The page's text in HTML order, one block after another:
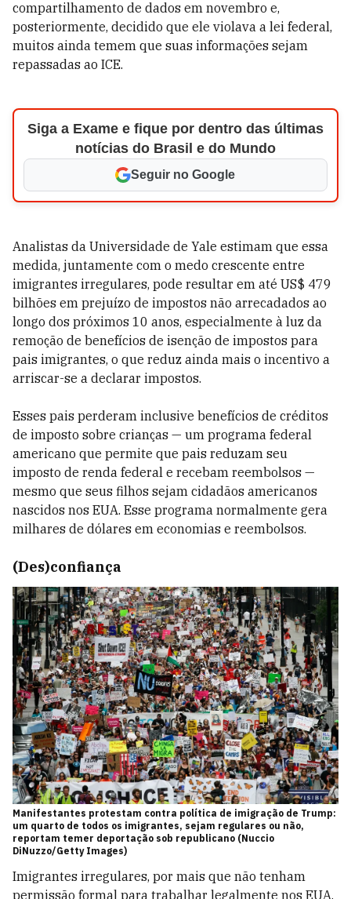
compartilhamento de dados em novembro e,
posteriormente, decidido que ele violava a lei federal,
muitos ainda temem que suas informações sejam
repassadas ao ICE.
Siga a Exame e fique por dentro das últimas
notícias do Brasil e do Mundo
Seguir no Google
Analistas da Universidade de Yale estimam que essa
medida, juntamente com o medo crescente entre
imigrantes irregulares, pode resultar em até US$ 479
bilhões em prejuízo de impostos não arrecadados ao
longo dos próximos 10 anos, especialmente à luz da
remoção de benefícios de isenção de impostos para
pais imigrantes, o que reduz ainda mais o incentivo a
arriscar-se a declarar impostos.
Esses pais perderam inclusive benefícios de créditos
de imposto sobre crianças — um programa federal
americano que permite que pais reduzam seu
imposto de renda federal e recebam reembolsos —
mesmo que seus filhos sejam cidadãos americanos
nascidos nos EUA. Esse programa normalmente gera
milhares de dólares em economias e reembolsos.
(Des)confiança
Manifestantes protestam contra política de imigração de Trump:
um quarto de todos os imigrantes, sejam regulares ou não,
reportam temer deportação sob republicano (Nuccio
DiNuzzo/Getty Images)
Imigrantes irregulares, por mais que não tenham
permissão formal para trabalhar legalmente nos EUA,